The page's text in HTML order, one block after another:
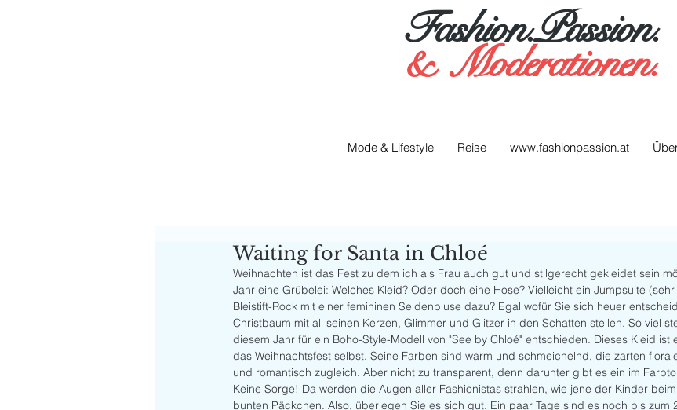
Fashion.Passion.
& Moderationen.
Mode & Lifestyle Reise www.fashionpassion.at
Waiting for Santa in Chloé
Weihnachten ist das Fest zu dem ich als Frau auch gut und stilgerecht gekleidet sein
Jahr eine Grübelei: Welches Kleid? Oder doch eine Hose? Vielleicht ein Jumpsuite
Bleistift-Rock mit einer femininen Seidenbluse dazu? Egal wofür Sie sich heuer
Christbaum mit all seinen Kerzen, Glimmer und Glitzer in den Schatten stellen. So viel
diesem Jahr für ein Boho-Style-Modell von "See by Chloé" entschieden. Dieses Kleid
das Weihnachtsfest selbst. Seine Farben sind warm und schmeichelnd, die zarten
und romantisch zugleich. Aber nicht zu transparent, denn darunter gibt es ein im
Keine Sorge! Da werden die Augen aller Fashionistas strahlen, wie jene der Kinder
bunten Päckchen. Also, überlegen Sie es sich gut. Ein paar Tage sind es noch bis zum